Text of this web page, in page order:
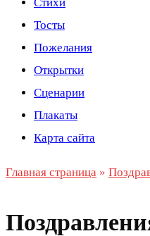
Тосты
Пожелания
Открытки
Сценарии
Плакаты
Карта сайта
Главная страница »